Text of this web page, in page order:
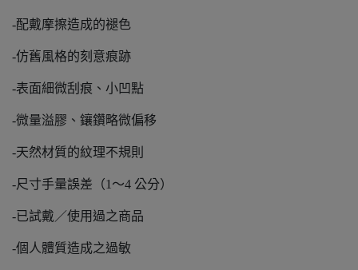
-配戴摩擦造成的褪色
-仿舊風格的刻意痕跡
-表面細微刮痕、小凹點
-微量溢膠、鑲鑽略微偏移
-天然材質的紋理不規則
-尺寸手量誤差（1～4 公分）
-已試戴／使用過之商品
-個人體質造成之過敏